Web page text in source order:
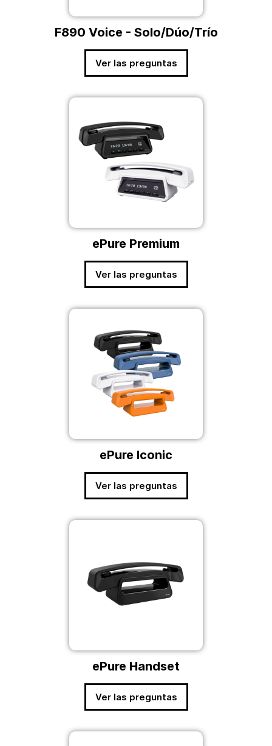
F890 Voice - Solo/Dúo/Trío
Ver las preguntas
ePure Premium
Ver las preguntas
ePure Iconic
Ver las preguntas
ePure Handset
Ver las preguntas